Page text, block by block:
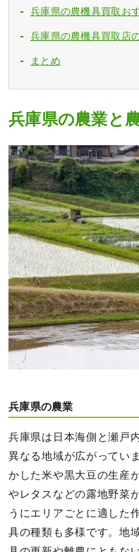
兵庫県の農機具買取お
兵庫県の農機具買取店
まとめ
兵庫県の農業と
兵庫県の農業
兵庫県は日本海側と瀬戸
異なる地域が広がってい
かした米や黒大豆の生産
やレタスなどの露地野菜
うにエリアごとに適した
具の種類も多様です。地